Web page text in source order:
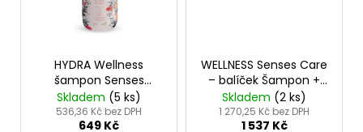
HYDRA Wellness
šampon Senses
Serenity 1L - Pet Spa
Senses Serenity
Shampoo
Skladem (5 ks)
536,36 Kč bez DPH
649 Kč
WELLNESS Senses Care
– balíček Šampon +
Kondicionér + Sérum
Skladem (2 ks)
1 270,25 Kč bez DPH
1 537 Kč